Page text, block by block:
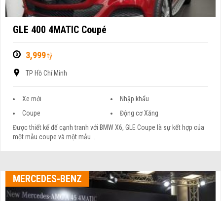
GLE 400 4MATIC Coupé
3,999tỷ
TP Hồ Chí Minh
Xe mới
Nhập khẩu
Coupe
Động cơ Xăng
Được thiết kế để cạnh tranh với BMW X6, GLE Coupe là sự kết hợp của
một mẫu coupe và một mẫu ...
MERCEDES-BENZ